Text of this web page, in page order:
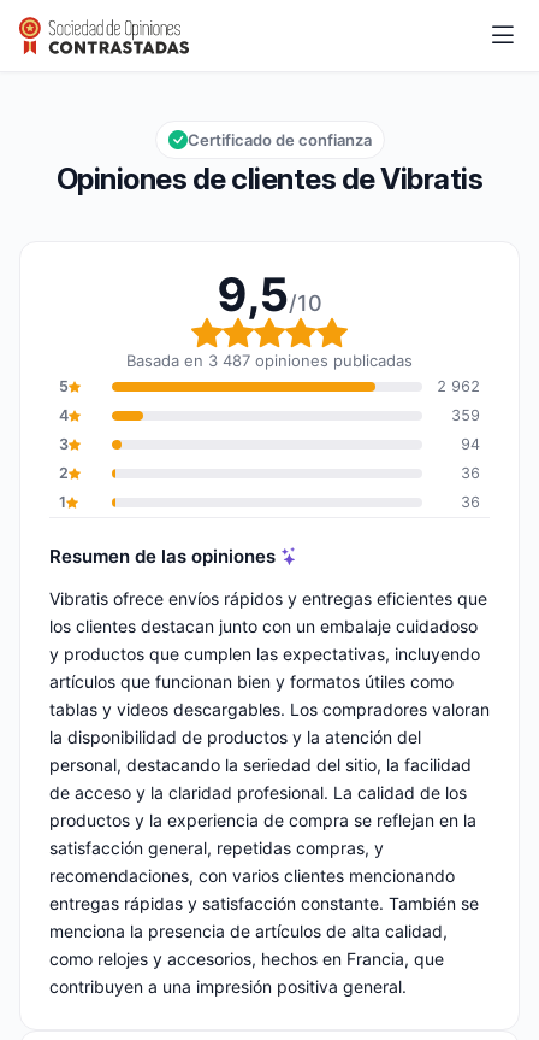
Vibratis
Calificación global: 9,5 de 10
9,5/10
Opiniones de clientes de Vibratis
Certificado de confianza
9,5/10
Calificación global: 9,5
Basada en 3 487 opiniones publicadas
5
2 962
4
359
3
94
2
36
1
36
Resumen de las opiniones
Vibratis ofrece envíos rápidos y entregas eficientes que
los clientes destacan junto con un embalaje cuidadoso
y productos que cumplen las expectativas, incluyendo
artículos que funcionan bien y formatos útiles como
tablas y videos descargables. Los compradores valoran
la disponibilidad de productos y la atención del
personal, destacando la seriedad del sitio, la facilidad
de acceso y la claridad profesional. La calidad de los
productos y la experiencia de compra se reflejan en la
satisfacción general, repetidas compras, y
recomendaciones, con varios clientes mencionando
entregas rápidas y satisfacción constante. También se
menciona la presencia de artículos de alta calidad,
como relojes y accesorios, hechos en Francia, que
contribuyen a una impresión positiva general.